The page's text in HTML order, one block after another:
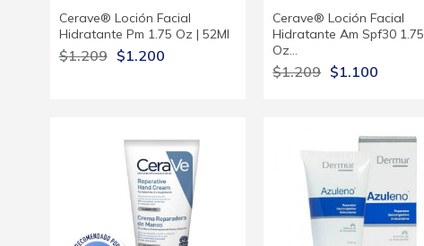
Cerave® Loción Facial
Hidratante Pm 1.75 Oz | 52Ml
$1.200
$1.209
Cerave® Loción Facial
Hidratante Am Spf30 1.75
Oz…
$1.100
$1.209